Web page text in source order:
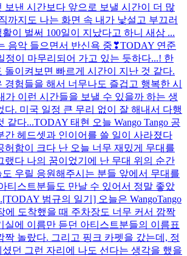
보낸 시간보다 앞으로 보낼 시간이 더 많
까지도 나는 화면 속 내가 낯설고 부끄러
이 벌써 100일이 지났다고 하니 새삼 ...
음악 들으면서 반신욕 중❣TODAY 연준
정이 마무리되어 가고 있는 듯하다...! 한
돌이켜보면 빠르게 시간이 지난 것 같다.
경험들을 해서 너무나도 즐겁고 행복한 시
가 이런 시간들을 보낼 수 있을까 하는 생
다. 미국 일정 큰 무리 없이 잘 해내서 다행
같다...TODAY 태현 오늘 Wango Tango 공
간 헤드셋과 인이어를 쓸 일이 사라졌다
허함이 크다 난 오늘 너무 재밌게 무대를
랬다 나의 꿈이었기에 난 무대 위의 순간
우릴 응원해주시는 분들 앞에서 무대를
티스트분들도 만날 수 있어서 정말 좋았
[TODAY 범규의 일기] 오늘은 WangoTango
에 도착했을 때 주차장도 너무 커서 깜짝
실에 이름만 듣던 아티스트분들의 이름표
짝 놀랐다. 그리고 핑크 카펫을 갔는데, 정
던 그런 자리에 나도 선다는 생각을 했을